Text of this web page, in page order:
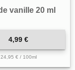
vanille 20 ml
4,99 €
24,95 € / 100ml